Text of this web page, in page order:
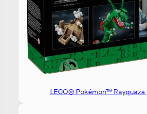
LEGO® Pokémon™ Rayquaza